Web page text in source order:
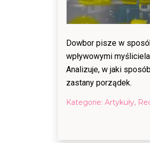
Dowbor pisze w
wpływowymi
Analizuje, w jaki
zastany porządek.
Kategorie: Artykuły,